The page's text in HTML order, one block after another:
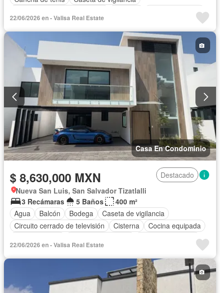
Cocina equipada
Cocina integral
Cuarto de Limpieza
Gas natural
Gimnasio
Internet
Despacho
Recámara con closet
Azotea
Sala polivalente Seguridad
Televisión por cable
Terraza
Wifi Zonas verdes Sin amueblar
22/06/2026 en - Valisa Real Estate
Casa En Condominio
$ 8,630,000 MXN
Destacado
Nueva San Luis, San Salvador Tizatlalli
3 Recámaras
5 Baños
400 m²
Agua
Balcón Bodega
Caseta de vigilancia
Circuito cerrado de televisión
Cisterna
Cocina equipada
Electricidad
Estacionamiento
Recámara con closet
Azotea
Televisión por cable Wifi
Zonas verdes
Sin amueblar
22/06/2026 en - Valisa Real Estate